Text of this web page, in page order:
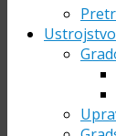
Ustrojstvo